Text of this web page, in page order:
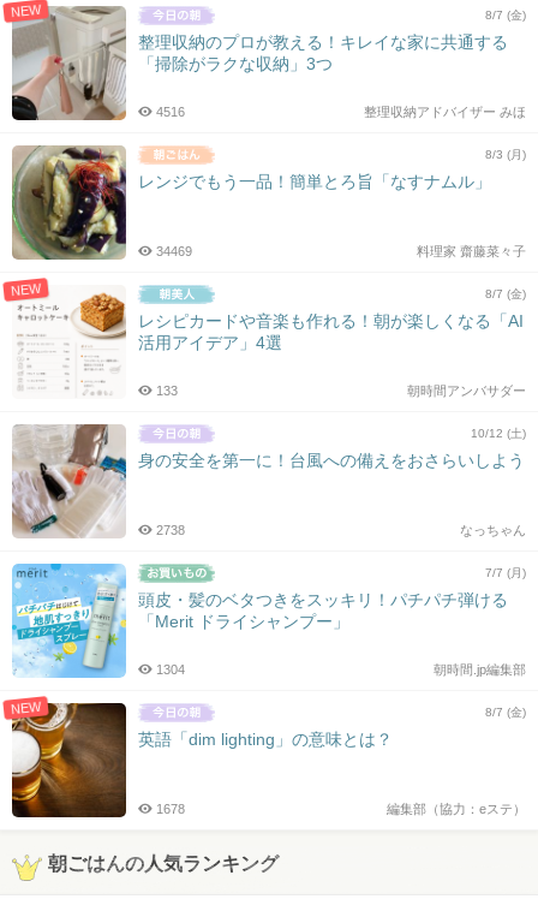
NEW 8/7 (金)
整理収納のプロが教える！キレイな家に共通する
「掃除がラクな収納」3つ
整理収納アドバイザー みほ
4516
8/3 (月)
レンジでもう一品！簡単とろ旨「なすナムル」
料理家 齋藤菜々子
34469
NEW 8/7 (金)
レシピカードや音楽も作れる！朝が楽しくなる「AI
活用アイデア」4選
朝時間アンバサダー
133
10/12 (土)
身の安全を第一に！台風への備えをおさらいしよう
なっちゃん
2738
7/7 (月)
頭皮・髪のベタつきをスッキリ！パチパチ弾ける
「Merit ドライシャンプー」
朝時間.jp編集部
1304
NEW 8/7 (金)
英語「dim lighting」の意味とは？
編集部（協力：eステ）
1678
朝ごはんの人気ランキング